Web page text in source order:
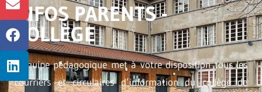
INFOS PARENTS -
COLLÈGE
L’équipe pédagogique met à votre disposition tous les
courriers et circulaires d’information du collège de